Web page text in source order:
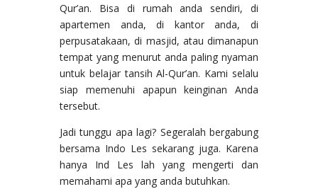
Qur’an. Bisa di rumah anda sendiri, di
apartemen anda, di kantor anda, di
perpusatakaan, di masjid, atau dimanapun
tempat yang menurut anda paling nyaman
untuk belajar tansih Al-Qur’an. Kami selalu
siap memenuhi apapun keinginan Anda
tersebut.
Jadi tunggu apa lagi? Segeralah bergabung
bersama Indo Les sekarang juga. Karena
hanya Ind Les lah yang mengerti dan
memahami apa yang anda butuhkan.